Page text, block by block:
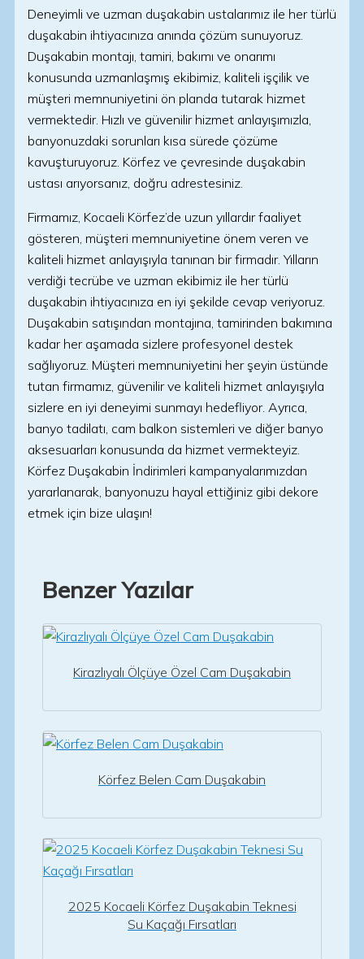
Deneyimli ve uzman duşakabin ustalarımız ile her türlü
duşakabin ihtiyacınıza anında çözüm sunuyoruz.
Duşakabin montajı, tamiri, bakımı ve onarımı
konusunda uzmanlaşmış ekibimiz, kaliteli işçilik ve
müşteri memnuniyetini ön planda tutarak hizmet
vermektedir. Hızlı ve güvenilir hizmet anlayışımızla,
banyonuzdaki sorunları kısa sürede çözüme
kavuşturuyoruz. Körfez ve çevresinde duşakabin
ustası arıyorsanız, doğru adrestesiniz.
Firmamız, Kocaeli Körfez’de uzun yıllardır faaliyet
gösteren, müşteri memnuniyetine önem veren ve
kaliteli hizmet anlayışıyla tanınan bir firmadır. Yılların
verdiği tecrübe ve uzman ekibimiz ile her türlü
duşakabin ihtiyacınıza en iyi şekilde cevap veriyoruz.
Duşakabin satışından montajına, tamirinden bakımına
kadar her aşamada sizlere profesyonel destek
sağlıyoruz. Müşteri memnuniyetini her şeyin üstünde
tutan firmamız, güvenilir ve kaliteli hizmet anlayışıyla
sizlere en iyi deneyimi sunmayı hedefliyor. Ayrıca,
banyo tadilatı, cam balkon sistemleri ve diğer banyo
aksesuarları konusunda da hizmet vermekteyiz.
Körfez Duşakabin İndirimleri kampanyalarımızdan
yararlanarak, banyonuzu hayal ettiğiniz gibi dekore
etmek için bize ulaşın!
Benzer Yazılar
Kirazlıyalı Ölçüye Özel Cam Duşakabin
Körfez Belen Cam Duşakabin
2025 Kocaeli Körfez Duşakabin Teknesi
Su Kaçağı Fırsatları